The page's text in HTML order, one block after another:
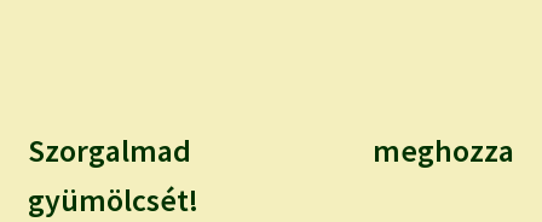
Szorgalmad meghozza
gyümölcsét!